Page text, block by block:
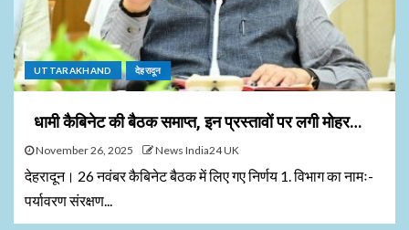
UTTARAKHAND देहरादून
धामी कैबिनेट की बैठक समाप्त, इन प्रस्तावों पर लगी मोहर…
November 26, 2025 News India24 UK
देहरादून। 26 नवंबर कैबिनेट बैठक में लिए गए निर्णय 1. विभाग का नामः-
पर्यावरण संरक्षण...